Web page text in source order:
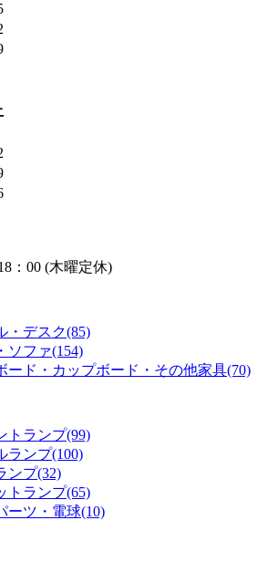
：00 (木曜定休)
・デスク(85)
ソファ(154)
ード・カップボード・その他家具(70)
トランプ(99)
ランプ(100)
ンプ(32)
トランプ(65)
ーツ・電球(10)